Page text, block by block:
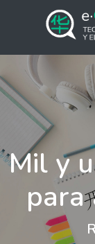
Mil y
para